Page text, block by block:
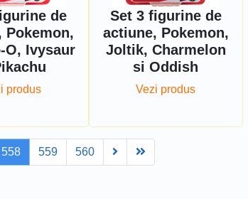
de
Pokemon,
O, Ivysaur
produs
Set 3 figurine de
actiune, Pokemon,
Joltik, Charmelon
si Oddish
Vezi produs
558 559 560 Next